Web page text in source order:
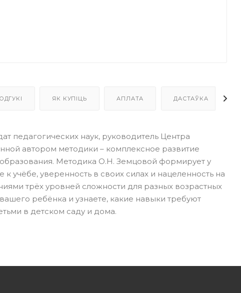
ЯК КУПІЦЬ АПЛАТА ДАСТАЎКА
педагогических наук, руководитель Центра
автором методики – комплексное развитие
Методика О.Н. Земцовой формирует у
учёбе, уверенность в своих силах и нацеленность на
трёх уровней сложности для разных возрастных
ребёнка и узнаете, какие навыки требуют
в детском саду и дома.